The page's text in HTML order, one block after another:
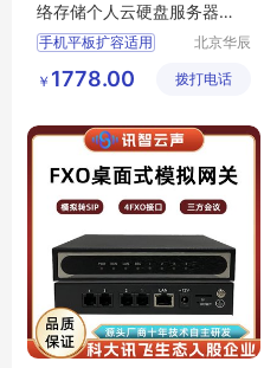
络存储个人云硬盘服务器
（无内置硬盘）
手机平板扩容适用
四盘位
北京华辰
限公司
￥ 1778.00 拨打电话